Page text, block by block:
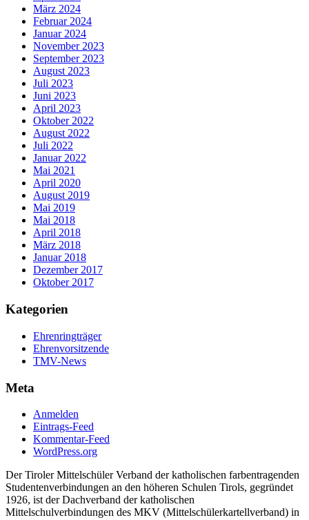
März 2024
Februar 2024
Januar 2024
November 2023
September 2023
August 2023
Juli 2023
Juni 2023
April 2023
Oktober 2022
August 2022
Juli 2022
Januar 2022
Mai 2021
April 2020
August 2019
Mai 2019
Mai 2018
April 2018
März 2018
Januar 2018
Dezember 2017
Oktober 2017
Kategorien
Ehrenringträger
Ehrenvorsitzende
TMV-News
Meta
Anmelden
Eintrags-Feed
Kommentar-Feed
WordPress.org
Der Tiroler Mittelschüler Verband der katholischen farbentragenden
Studentenverbindungen an den höheren Schulen Tirols, gegründet
1926, ist der Dachverband der katholischen
Mittelschulverbindungen des MKV (Mittelschülerkartellverband) in